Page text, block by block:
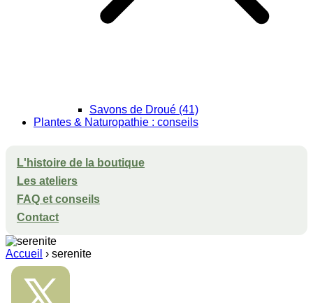
Savons de Droué (41)
Plantes & Naturopathie : conseils
L'histoire de la boutique
Les ateliers
FAQ et conseils
Contact
Accueil › serenite